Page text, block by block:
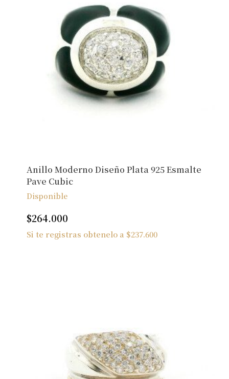
Anillo Moderno Diseño Plata 925 Esmalte
Pave Cubic
Disponible
$264.000
Si te registras obtenelo a $237.600